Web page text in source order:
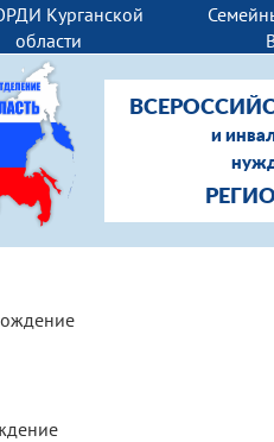
Курганской
области
и